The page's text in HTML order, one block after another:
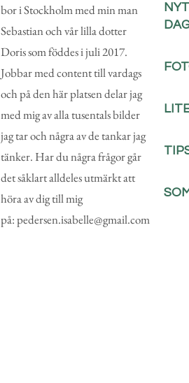
bor i Stockholm med min man
Sebastian och vår lilla dotter
Doris som föddes i juli 2017.
Jobbar med content till vardags
och på den här platsen delar jag
med mig av alla tusentals bilder
jag tar och några av de tankar jag
tänker. Har du några frågor går
det såklart alldeles utmärkt att
höra av dig till mig
på: pedersen.isabelle@gmail.com